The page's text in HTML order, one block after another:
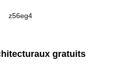
gratuits